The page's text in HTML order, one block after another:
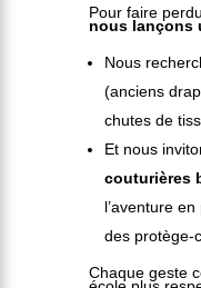
Pour faire
nous lançons
Nous
(anciens
chutes de
Et nous
couturières
l’aventure
des protège-
Chaque geste